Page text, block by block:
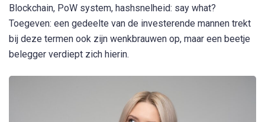
Blockchain, PoW system, hashsnelheid: say what?
Toegeven: een gedeelte van de investerende mannen trekt
bij deze termen ook zijn wenkbrauwen op, maar een beetje
belegger verdiept zich hierin.